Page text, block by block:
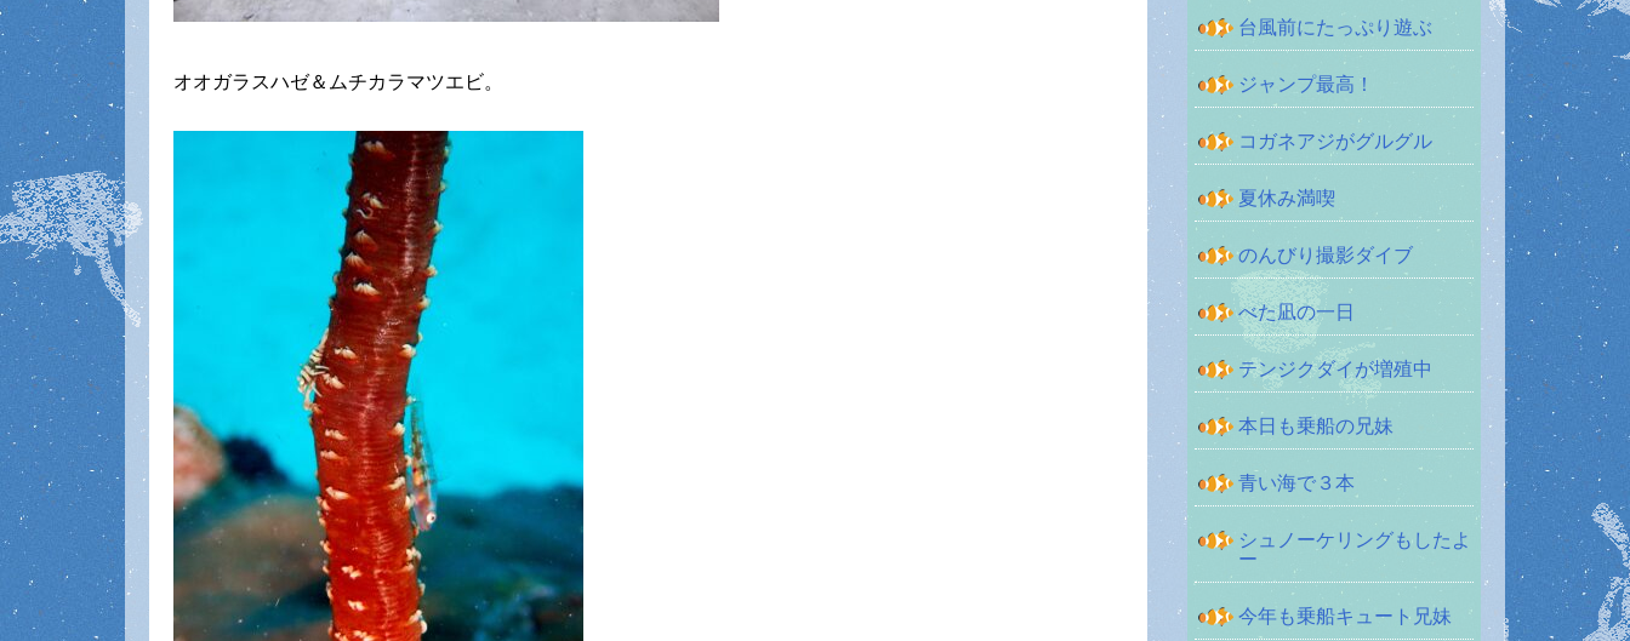
オオガラスハゼ＆ムチカラマツエビ。
台風前にたっぷり遊ぶ
ジャンプ最高！
コガネアジがグルグル
夏休み満喫
のんびり撮影ダイブ
べた凪の一日
テンジクダイが増殖中
本日も乗船の兄妹
青い海で３本
シュノーケリングもしたよ
ー
今年も乗船キュート兄妹